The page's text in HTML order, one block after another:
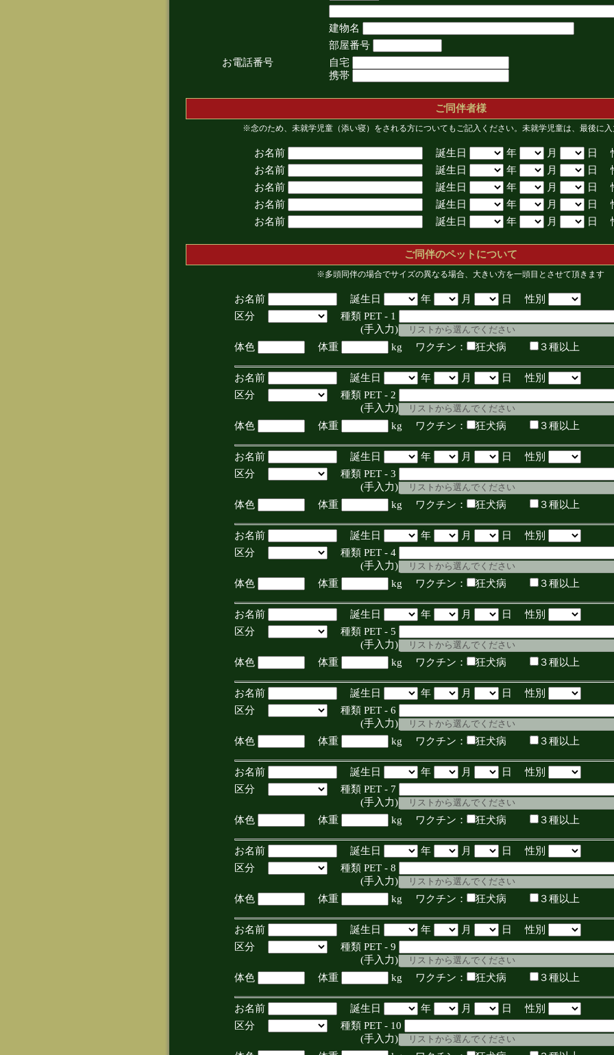
建物名
部屋番号
お電話番号
自宅
携帯
ご同伴者様
※念のため、未就学児童（添い寝）をされる方についてもご記入ください。未就学児童は、最後に入
お名前 誕生日 年 月
日
お名前
誕生日 年 月
日
お名前
誕生日 年 月
日
お名前
誕生日 年 月
日
お名前
誕生日 年 月 日
ご同伴のペットについて
※多頭同伴の場合でサイズの異なる場合、大きい方を一頭目とさせて頂きます
お名前 誕生日 年 月
日 性別
区分
種類 PET - 1
(手入力)
体色
体重 kg ワクチン： 狂犬病 ３種以上
お名前 誕生日 年 月
日 性別
区分
種類 PET - 2
(手入力)
体色
体重 kg ワクチン： 狂犬病 ３種以上
お名前 誕生日 年 月
日 性別
区分
種類 PET - 3
(手入力)
体色
体重 kg ワクチン： 狂犬病 ３種以上
お名前 誕生日 年 月
日 性別
区分
種類 PET - 4
(手入力)
体色
体重 kg ワクチン： 狂犬病 ３種以上
お名前 誕生日 年 月
日 性別
区分
種類 PET - 5
(手入力)
体色
体重 kg ワクチン： 狂犬病 ３種以上
お名前 誕生日 年 月
日 性別
区分
種類 PET - 6
(手入力)
体色
体重 kg ワクチン： 狂犬病 ３種以上
お名前 誕生日 年 月
日 性別
区分
種類 PET - 7
(手入力)
体色
体重 kg ワクチン： 狂犬病 ３種以上
お名前 誕生日 年 月
日 性別
区分
種類 PET - 8
(手入力)
体色
体重 kg ワクチン： 狂犬病 ３種以上
お名前 誕生日 年 月
日 性別
区分
種類 PET - 9
(手入力)
体色
体重 kg ワクチン： 狂犬病 ３種以上
お名前 誕生日 年 月
日 性別
区分
種類 PET - 10
(手入力)